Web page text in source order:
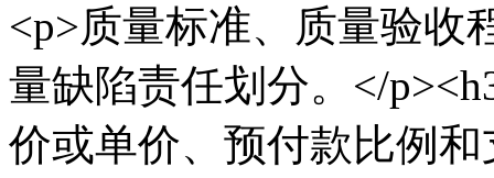
<p>质量标准、质量验收
量缺陷责任划分。</
价或单价、预付款比例